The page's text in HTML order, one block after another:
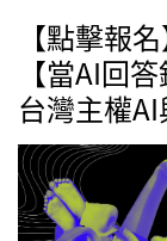
【點擊報
【當AI回
台灣主權AI